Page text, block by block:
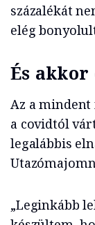
százalékát
elég
És akkor
Az a mindent
a covidtól
legalábbis
„Leginkább